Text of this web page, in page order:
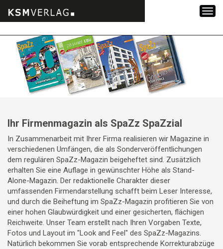
Inhalt
springen
Ihr Firmenmagazin als SpaZz SpaZzial
In Zusammenarbeit mit Ihrer Firma realisieren wir Magazine in
verschiedenen Umfängen, die als Sonderveröffentlichungen
dem regulären SpaZz-Magazin beigeheftet sind. Zusätzlich
erhalten Sie eine Auflage in gewünschter Höhe als Stand-
Alone-Magazin. Der redaktionelle Charakter dieser
umfassenden Firmendarstellung schafft beim Leser Interesse,
und durch die Beiheftung im SpaZz-Magazin profitieren Sie von
einer hohen Glaubwürdigkeit und einer gesicherten, flächigen
Reichweite. Unser Team erstellt nach Ihren Vorgaben Texte,
Fotos und Layout im "Look and Feel" des SpaZz-Magazins.
Natürlich bekommen Sie vorab entsprechende Korrekturabzüge